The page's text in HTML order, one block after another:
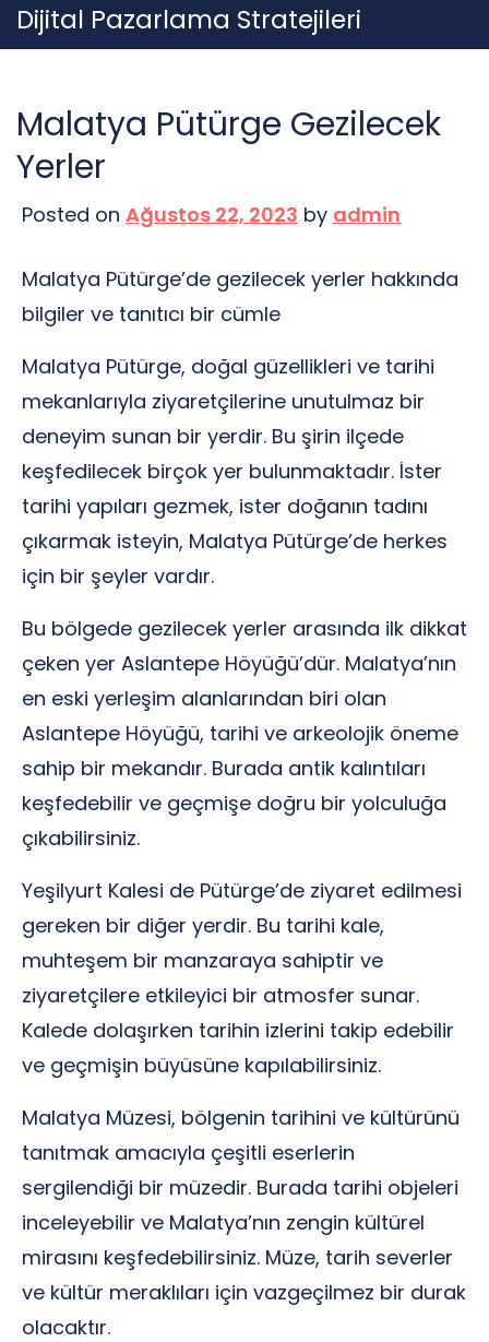
Skip
to
Dijital Pazarlama Stratejileri
Malatya Pütürge Gezilecek
Yerler
Posted on Ağustos 22, 2023 by admin
Malatya Pütürge’de gezilecek yerler hakkında
bilgiler ve tanıtıcı bir cümle
Malatya Pütürge, doğal güzellikleri ve tarihi
mekanlarıyla ziyaretçilerine unutulmaz bir
deneyim sunan bir yerdir. Bu şirin ilçede
keşfedilecek birçok yer bulunmaktadır. İster
tarihi yapıları gezmek, ister doğanın tadını
çıkarmak isteyin, Malatya Pütürge’de herkes
için bir şeyler vardır.
Bu bölgede gezilecek yerler arasında ilk dikkat
çeken yer Aslantepe Höyüğü’dür. Malatya’nın
en eski yerleşim alanlarından biri olan
Aslantepe Höyüğü, tarihi ve arkeolojik öneme
sahip bir mekandır. Burada antik kalıntıları
keşfedebilir ve geçmişe doğru bir yolculuğa
çıkabilirsiniz.
Yeşilyurt Kalesi de Pütürge’de ziyaret edilmesi
gereken bir diğer yerdir. Bu tarihi kale,
muhteşem bir manzaraya sahiptir ve
ziyaretçilere etkileyici bir atmosfer sunar.
Kalede dolaşırken tarihin izlerini takip edebilir
ve geçmişin büyüsüne kapılabilirsiniz.
Malatya Müzesi, bölgenin tarihini ve kültürünü
tanıtmak amacıyla çeşitli eserlerin
sergilendiği bir müzedir. Burada tarihi objeleri
inceleyebilir ve Malatya’nın zengin kültürel
mirasını keşfedebilirsiniz. Müze, tarih severler
ve kültür meraklıları için vazgeçilmez bir durak
olacaktır.